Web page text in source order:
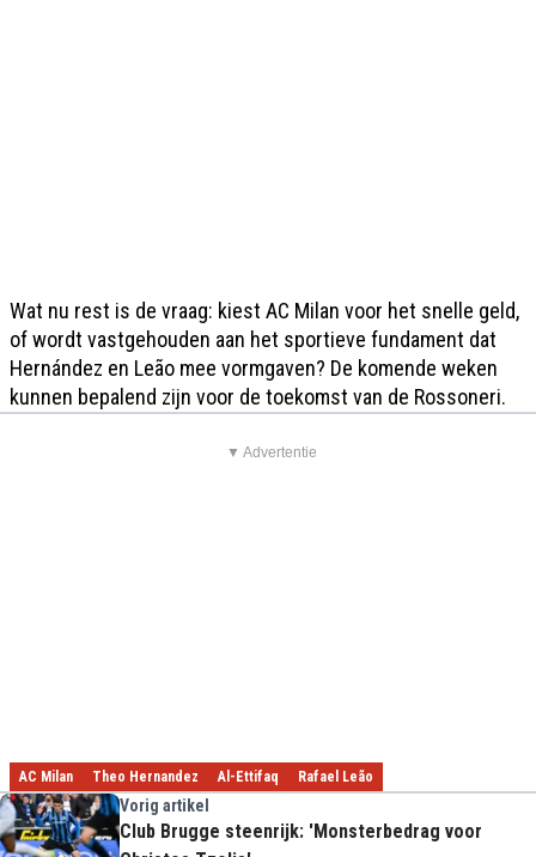
Wat nu rest is de vraag: kiest AC Milan voor het snelle geld,
of wordt vastgehouden aan het sportieve fundament dat
Hernández en Leão mee vormgaven? De komende weken
kunnen bepalend zijn voor de toekomst van de Rossoneri.
▼ Advertentie
AC Milan Theo Hernandez Al-Ettifaq Rafael Leão
Vorig artikel
Club Brugge steenrijk: 'Monsterbedrag voor